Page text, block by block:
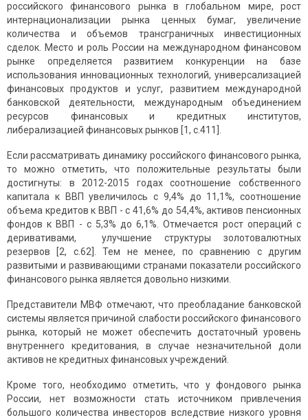
российского финансового рынка в глобальном мире, рост
интернационализации рынка ценных бумаг, увеличение
количества и объемов трансграничных инвестиционных
сделок. Место и роль России на международном финансовом
рынке определяется развитием конкуренции на базе
использования инновационных технологий, универсализацией
финансовых продуктов и услуг, развитием международной
банковской деятельности, международным объединением
ресурсов финансовых и кредитных институтов,
либерализацией финансовых рынков [1, c.411].
Если рассматривать динамику российского финансового рынка,
то можно отметить, что положительные результаты были
достигнуты: в 2012-2015 годах соотношение собственного
капитала к ВВП увеличилось с 9,4% до 11,1%, соотношение
объема кредитов к ВВП - с 41,6% до 54,4%, активов пенсионных
фондов к ВВП - с 5,3% до 6,1%. Отмечается рост операций с
деривативами, улучшение структуры золотовалютных
резервов [2, c.62]. Тем не менее, по сравнению с другим
развитыми и развивающими странами показатели российского
финансового рынка является довольно низкими.
Представители МВФ отмечают, что преобладание банковской
системы является причиной слабости российского финансового
рынка, который не может обеспечить достаточный уровень
внутреннего кредитования, в случае незначительной доли
активов не кредитных финансовых учреждений.
Кроме того, необходимо отметить, что у фондового рынка
России, нет возможности стать источником привлечения
большого количества инвесторов вследствие низкого уровня